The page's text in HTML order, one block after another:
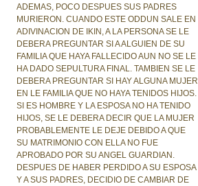
ADEMAS, POCO DESPUES SUS PADRES
MURIERON. CUANDO ESTE ODDUN SALE EN
ADIVINACION DE IKIN, A LA PERSONA SE LE
DEBERA PREGUNTAR SI A ALGUIEN DE SU
FAMILIA QUE HAYA FALLECIDO AUN NO SE LE
HA DADO SEPULTURA FINAL. TAMBIEN SE LE
DEBERA PREGUNTAR SI HAY ALGUNA MUJER
EN LE FAMILIA QUE NO HAYA TENIDOS HIJOS.
SI ES HOMBRE Y LA ESPOSA NO HA TENIDO
HIJOS, SE LE DEBERA DECIR QUE LA MUJER
PROBABLEMENTE LE DEJE DEBIDO A QUE
SU MATRIMONIO CON ELLA NO FUE
APROBADO POR SU ANGEL GUARDIAN.
DESPUES DE HABER PERDIDO A SU ESPOSA
Y A SUS PADRES, DECIDIO DE CAMBIAR DE